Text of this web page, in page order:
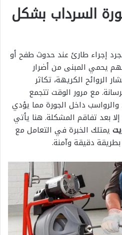
السرداب بشكل
إجراء طارئ عند حدوث طفح أو
يحمي المبنى من أضرار
الروائح الكريهة، تكاثر
مع مرور الوقت تتجمع
والرواسب داخل الجورة مما يؤدي
بعد تفاقم المشكلة. هنا يأتي
يمتلك الخبرة في التعامل مع
دقيقة وآمنة.